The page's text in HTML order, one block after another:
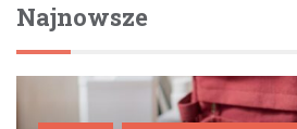
Najnowsze